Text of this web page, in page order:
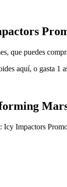
que puedes
aquí, o
Icy Impactors